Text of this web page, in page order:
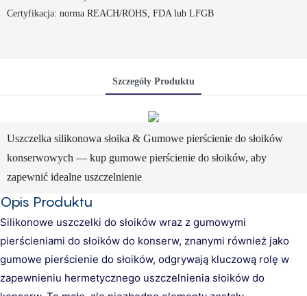
Certyfikacja: norma REACH/ROHS, FDA lub LFGB
Szczegóły Produktu
Uszczelka silikonowa słoika & Gumowe pierścienie do słoików
konserwowych — kup gumowe pierścienie do słoików, aby
zapewnić idealne uszczelnienie
Opis Produktu
Silikonowe uszczelki do słoików wraz z gumowymi
pierścieniami do słoików do konserw, znanymi również jako
gumowe pierścienie do słoików, odgrywają kluczową rolę w
zapewnieniu hermetycznego uszczelnienia słoików do